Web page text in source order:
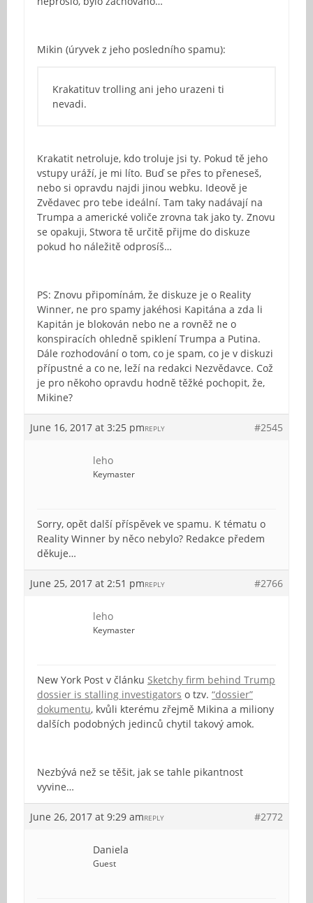
Mikin (úryvek z jeho posledního spamu):
Krakatituv trolling ani jeho urazeni ti
nevadi.
Krakatit netroluje, kdo troluje jsi ty. Pokud tě jeho
vstupy uráží, je mi líto. Buď se přes to přeneseš,
nebo si opravdu najdi jinou webku. Ideově je
Zvědavec pro tebe ideální. Tam taky nadávají na
Trumpa a americké voliče zrovna tak jako ty. Znovu
se opakuji, Stwora tě určitě přijme do diskuze
pokud ho náležitě odprosíš…
PS: Znovu připomínám, že diskuze je o Reality
Winner, ne pro spamy jakéhosi Kapitána a zda li
Kapitán je blokován nebo ne a rovněž ne o
konspiracích ohledně spiklení Trumpa a Putina.
Dále rozhodování o tom, co je spam, co je v diskuzi
přípustné a co ne, leží na redakci Nezvědavce. Což
je pro někoho opravdu hodně těžké pochopit, že,
Mikine?
June 16, 2017 at 3:25 pm #2545
REPLY
leho
Keymaster
Sorry, opět další příspěvek ve spamu. K tématu o
Reality Winner by něco nebylo? Redakce předem
děkuje…
June 25, 2017 at 2:51 pm #2766
REPLY
leho
Keymaster
New York Post v článku Sketchy firm behind Trump
dossier is stalling investigators o tzv. “dossier”
dokumentu, kvůli kterému zřejmě Mikina a miliony
dalších podobných jedinců chytil takový amok.
Nezbývá než se těšit, jak se tahle pikantnost
vyvine…
June 26, 2017 at 9:29 am #2772
REPLY
Daniela
Guest